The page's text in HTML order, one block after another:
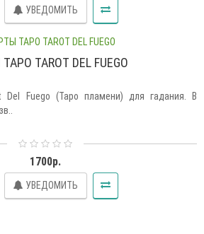
УВЕДОМИТЬ
TAROT DEL FUEGO
Del Fuego (Таро пламени) для гадания. В
1700р.
УВЕДОМИТЬ